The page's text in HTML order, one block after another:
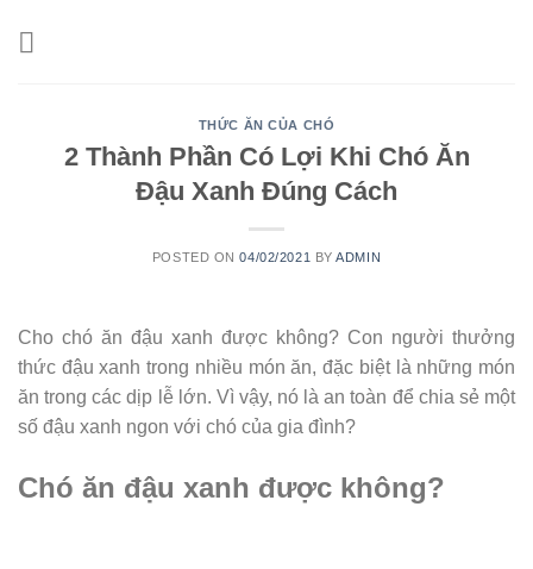
THỨC ĂN CỦA CHÓ
2 Thành Phần Có Lợi Khi Chó Ăn
Đậu Xanh Đúng Cách
POSTED ON04/02/2021 BYADMIN
Cho chó ăn đậu xanh được không? Con người thưởng
thức đậu xanh trong nhiều món ăn, đặc biệt là những món
ăn trong các dịp lễ lớn. Vì vậy, nó là an toàn để chia sẻ một
số đậu xanh ngon với chó của gia đình?
Chó ăn đậu xanh được không?